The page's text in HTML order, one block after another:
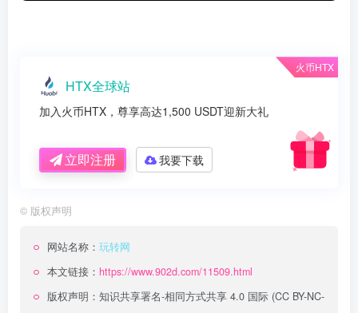
火币HTX
HTX全球站
加入火币HTX，尊享高达1,500 USDT迎新大礼
立即注册 我要下载
© 版权声明
网站名称： 玩转网
本文链接： https://www.902d.com/11509.html
版权声明： 知识共享署名-相同方式共享 4.0 国际 (CC BY-NC-